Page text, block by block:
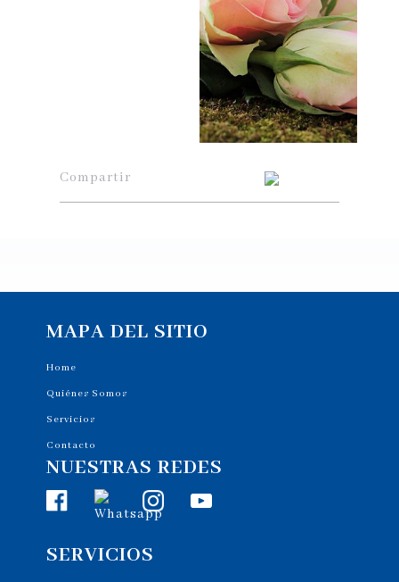
Compartir
MAPA DEL SITIO
Home
Quiénes Somos
Servicios
Contacto
NUESTRAS REDES
SERVICIOS